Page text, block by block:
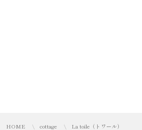
HOME cottage La toile（トワール）